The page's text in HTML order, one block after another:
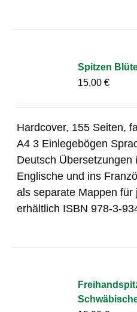
Spitzen
15,00€
Hardcover, 155 Seiten,
A4 3 Einlegebögen
Deutsch Übersetzungen
Englische und ins
als separate Mappen für
erhältlich ISBN 978-3-